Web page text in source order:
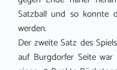
Satzball und so konnte
werden.
Der zweite Satz des
auf Burgdorfer Seite